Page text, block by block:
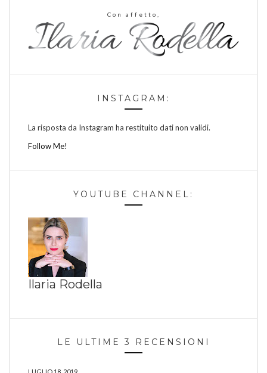
Con affetto,
INSTAGRAM:
La risposta da Instagram ha restituito dati non validi.
Follow Me!
YOUTUBE CHANNEL:
Ilaria Rodella
LE ULTIME 3 RECENSIONI
LUGLIO 18, 2019